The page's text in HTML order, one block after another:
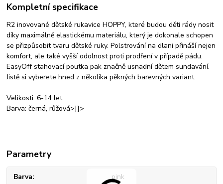
Kompletní specifikace
R2 inovované dětské rukavice HOPPY, které budou děti rády nosit
díky maximálně elastickému materiálu, který je dokonale schopen
se přizpůsobit tvaru dětské ruky. Polstrování na dlani přináší nejen
komfort, ale také vyšší odolnost proti prodření v případě pádu.
EasyOff stahovací poutka pak značně usnadní dětem sundavání.
Jistě si vyberete hned z několika pěkných barevných variant.
Velikosti: 6-14 let
Barva: černá, růžová>]]>
Parametry
Barva pink